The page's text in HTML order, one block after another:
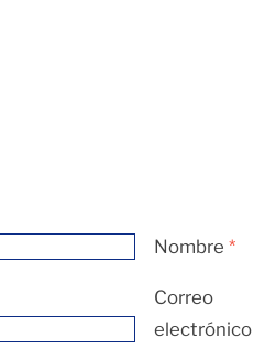
Nombre *
Correo
electrónico